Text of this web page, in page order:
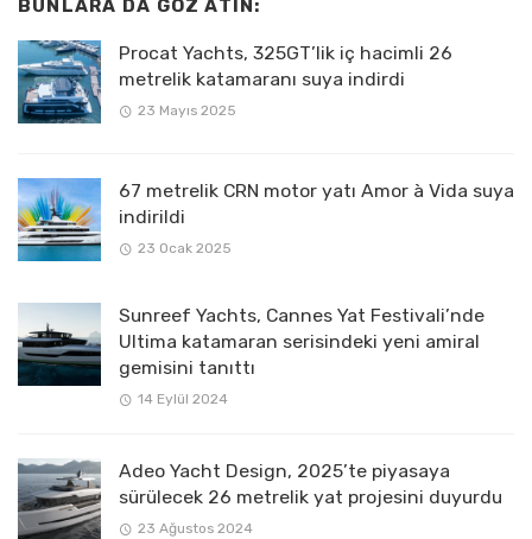
BUNLARA DA GÖZ ATIN:
Procat Yachts, 325GT’lik iç hacimli 26
metrelik katamaranı suya indirdi
23 Mayıs 2025
67 metrelik CRN motor yatı Amor à Vida suya
indirildi
23 Ocak 2025
Sunreef Yachts, Cannes Yat Festivali’nde
Ultima katamaran serisindeki yeni amiral
gemisini tanıttı
14 Eylül 2024
Adeo Yacht Design, 2025’te piyasaya
sürülecek 26 metrelik yat projesini duyurdu
23 Ağustos 2024